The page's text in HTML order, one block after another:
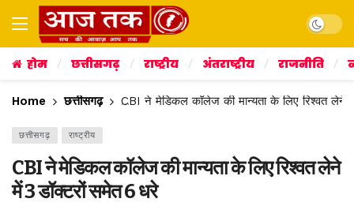
Dark
होम छत्तीसगढ़ राष्ट्रीय अंतराष्ट्रीय राजनीति
Home छत्तीसगढ़ CBI ने मेडिकल कॉलेज की मान्यता के लिए रिश्वत लेने
छत्तीसगढ़ राष्ट्रीय
CBI ने मेडिकल कॉलेज की मान्यता के लिए रिश्वत लेने
में 3 डॉक्टरों समेत 6 धरे